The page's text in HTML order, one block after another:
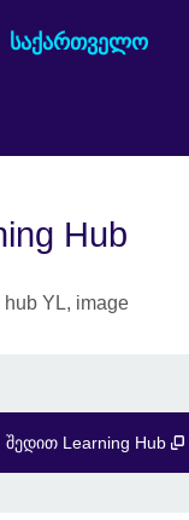
საქართველო
Hub
შედით Learning Hub